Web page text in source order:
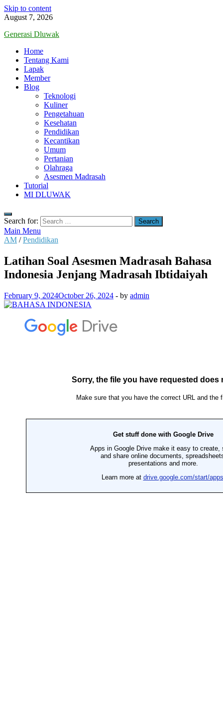
Skip to content
August 7, 2026
Generasi Dluwak
Home
Tentang Kami
Lapak
Member
Blog
Teknologi
Kuliner
Pengetahuan
Kesehatan
Pendidikan
Kecantikan
Umum
Pertanian
Olahraga
Asesmen Madrasah
Tutorial
MI DLUWAK
Search for:
Main Menu
AM /Pendidikan
Latihan Soal Asesmen Madrasah Bahasa
Indonesia Jenjang Madrasah Ibtidaiyah
February 9, 2024October 26, 2024 - by admin